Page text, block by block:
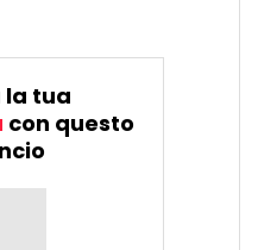
tua
con questo